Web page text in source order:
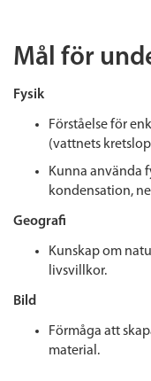
Mål för
Fysik
Förståelse för
(vattnets
Kunna använda
kondensation,
Geografi
Kunskap om
livsvillkor.
Bild
Förmåga att
material.